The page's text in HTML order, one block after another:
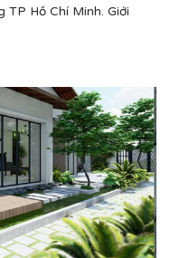
Hồ Chí Minh. Giới